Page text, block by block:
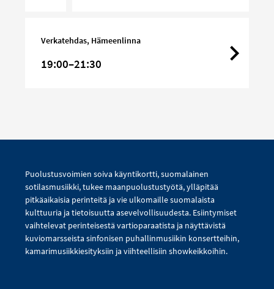
Band:Verkatehdas, Hämeenlinna
19:00–21:30
Puolustusvoimien soiva käyntikortti, suomalainen
sotilasmusiikki, tukee maanpuolustustyötä, ylläpitää
pitkäaikaisia perinteitä ja vie ulkomaille suomalaista
kulttuuria ja tietoisuutta asevelvollisuudesta. Esiintymiset
vaihtelevat perinteisestä vartioparaatista ja näyttävistä
kuviomarsseista sinfonisen puhallinmusiikin konsertteihin,
kamarimusiikkiesityksiin ja viihteellisiin showkeikkoihin.